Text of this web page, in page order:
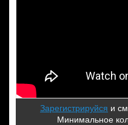
Зарегистрируйся и
Минимальное